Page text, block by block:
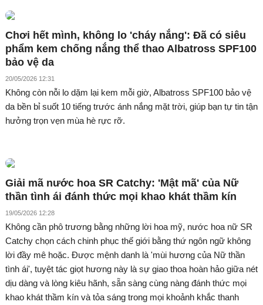
Chơi hết mình, không lo 'cháy nắng': Đã có siêu
phẩm kem chống nắng thể thao Albatross SPF100
bảo vệ da
20/05/2026 12:31
Không còn nỗi lo dặm lại kem mỗi giờ, Albatross SPF100 bảo vệ
da bền bỉ suốt 10 tiếng trước ánh nắng mặt trời, giúp bạn tự tin tận
hưởng trọn vẹn mùa hè rực rỡ.
Giải mã nước hoa SR Catchy: 'Mật mã' của Nữ
thần tình ái đánh thức mọi khao khát thầm kín
19/05/2026 12:28
Không cần phô trương bằng những lời hoa mỹ, nước hoa nữ SR
Catchy chọn cách chinh phục thế giới bằng thứ ngôn ngữ không
lời đầy mê hoặc. Được mệnh danh là 'mùi hương của Nữ thần
tình ái', tuyệt tác giọt hương này là sự giao thoa hoàn hảo giữa nét
dịu dàng và lòng kiêu hãnh, sẵn sàng cùng nàng đánh thức mọi
khao khát thầm kín và tỏa sáng trong mọi khoảnh khắc thanh